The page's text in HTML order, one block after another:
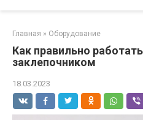
Главная » Оборудование
Как правильно
заклепочником
18.03.2023